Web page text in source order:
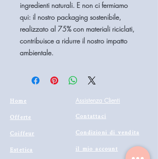
ingredienti naturali. E non ci fermiamo
qui: il nostro packaging sostenibile,
realizzato al 75% con materiali riciclati,
contribuisce a ridurre il nostro impatto
ambientale.
Home
Offerte
Coiffeur
Estetica
Assistenza Clienti
Contattaci
Condizioni di vendita
il mio account